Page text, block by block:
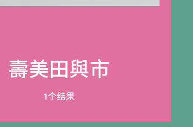
壽美田與市
1个结果